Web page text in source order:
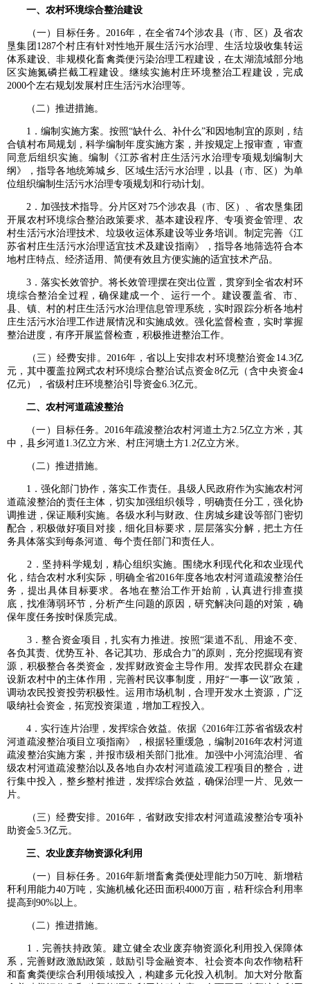
一、农村环境综合整治建设
（一）目标任务。2016年，在全省74个涉农县（市、区）及省农
垦集团1287个村庄有针对性地开展生活污水治理、生活垃圾收集转运
体系建设、非规模化畜禽粪便污染治理工程建设，在太湖流域部分地
区实施氮磷拦截工程建设。继续实施村庄环境整治工程建设，完成
2000个左右规划发展村庄生活污水治理等。
（二）推进措施。
1．编制实施方案。按照“缺什么、补什么”和因地制宜的原则，结
合镇村布局规划，科学编制年度实施方案，并按规定上报审查，审查
同意后组织实施。编制《江苏省村庄生活污水治理专项规划编制大
纲》，指导各地统筹城乡、区域生活污水治理，以县（市、区）为单
位组织编制生活污水治理专项规划和行动计划。
2．加强技术指导。分片区对75个涉农县（市、区）、省农垦集团
开展农村环境综合整治政策要求、基本建设程序、专项资金管理、农
村生活污水治理技术、垃圾收运体系建设等业务培训。制定完善《江
苏省村庄生活污水治理适宜技术及建设指南》，指导各地筛选符合本
地村庄特点、经济适用、简便有效且方便实施的适宜技术产品。
3．落实长效管护。将长效管理摆在突出位置，贯穿到全省农村环
境综合整治全过程，确保建成一个、运行一个。建设覆盖省、市、
县、镇、村的村庄生活污水治理信息管理系统，实时跟踪分析各地村
庄生活污水治理工作进展情况和实施成效。强化监督检查，实时掌握
整治进度，有序开展监督检查，积极推进整治工作。
（三）经费安排。2016年，省以上安排农村环境整治资金14.3亿
元，其中覆盖拉网式农村环境综合整治试点资金8亿元（含中央资金4
亿元），省级村庄环境整治引导资金6.3亿元。
二、农村河道疏浚整治
（一）目标任务。2016年疏浚整治农村河道土方2.5亿立方米，其
中，县乡河道1.3亿立方米、村庄河塘土方1.2亿立方米。
（二）推进措施。
1．强化部门协作，落实工作责任。县级人民政府作为实施农村河
道疏浚整治的责任主体，切实加强组织领导，明确责任分工，强化协
调推进，保证顺利实施。各级水利与财政、住房城乡建设等部门密切
配合，积极做好项目对接，细化目标要求，层层落实分解，把土方任
务具体落实到每条河道、每个责任部门和责任人。
2．坚持科学规划，精心组织实施。围绕水利现代化和农业现代
化，结合农村水利实际，明确全省2016年度各地农村河道疏浚整治任
务，提出具体目标要求。各地在整治工作开始前，认真进行排查摸
底，找准薄弱环节，分析产生问题的原因，研究解决问题的对策，确
保年度任务按时保质完成。
3．整合资金项目，扎实有力推进。按照“渠道不乱、用途不变、
各负其责、优势互补、各记其功、形成合力”的原则，充分挖掘现有资
源，积极整合各类资金，发挥财政资金主导作用。发挥农民群众在建
设新农村中的主体作用，完善村民议事制度，用好“一事一议”政策，
调动农民投资投劳积极性。运用市场机制，合理开发水土资源，广泛
吸纳社会资金，拓宽投资渠道，增加工程投入。
4．实行连片治理，发挥综合效益。依据《2016年江苏省省级农村
河道疏浚整治项目立项指南》，根据轻重缓急，编制2016年农村河道
疏浚整治实施方案，并报市级相关部门批准。加强中小河流治理、省
级农村河道疏浚整治以及各地自办农村河道疏浚工程项目的整合，进
行集中投入，整乡整村推进，发挥综合效益，确保治理一片、见效一
片。
（三）经费安排。2016年，省财政安排农村河道疏浚整治专项补
助资金5.3亿元。
三、农业废弃物资源化利用
（一）目标任务。2016年新增畜禽粪便处理能力50万吨、新增秸
秆利用能力40万吨，实施机械化还田面积4000万亩，秸秆综合利用率
提高到90%以上。
（二）推进措施。
1．完善扶持政策。建立健全农业废弃物资源化利用投入保障体
系，完善财政激励政策，鼓励引导金融资本、社会资本向农作物秸秆
和畜禽粪便综合利用领域投入，构建多元化投入机制。加大对分散畜